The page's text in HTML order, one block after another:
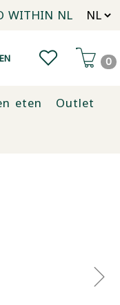
WITHIN NL
0
eten
Outlet